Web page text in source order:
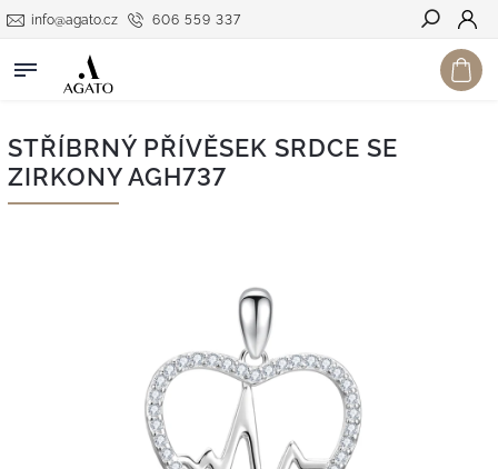
606 559 337
info@agato.cz
Hledat
STŘÍBRNÝ PŘÍVĚSEK SRDCE SE
ZIRKONY AGH737